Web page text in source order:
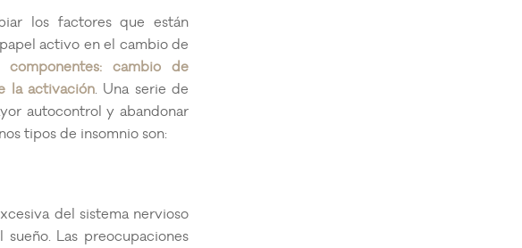
los factores que están
activo en el cambio de
cambio de
la activación. Una serie de
autocontrol y abandonar
tipos de insomnio son:
del sistema nervioso
Las preocupaciones